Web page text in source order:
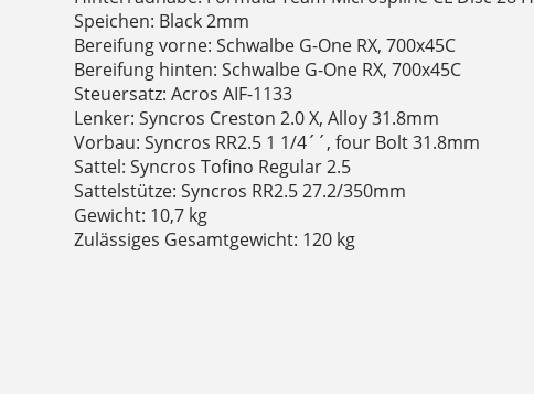
Speichen: Black 2mm
Bereifung vorne: Schwalbe G-One RX, 700x45C
Bereifung hinten: Schwalbe G-One RX, 700x45C
Steuersatz: Acros AIF-1133
Lenker: Syncros Creston 2.0 X, Alloy 31.8mm
Vorbau: Syncros RR2.5 1 1/4´´, four Bolt 31.8mm
Sattel: Syncros Tofino Regular 2.5
Sattelstütze: Syncros RR2.5 27.2/350mm
Gewicht: 10,7 kg
Zulässiges Gesamtgewicht: 120 kg